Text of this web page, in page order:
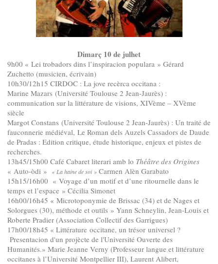
Dimarç 10 de julhet
9h00 « Lei trobadors dins l’inspiracion populara » Gérard
Zuchetto (musicien, écrivain)
10h30/12h15 CIRDOC : La jove recèrca occitana :
Marine Mazars (Université Toulouse 2 Jean-Jaurès) :
communication sur la littérature de visions, XIVème – XVème
siècle
Margot Constans (Université Toulouse 2 Jean-Jaurès) : Un traité de
fauconnerie médiéval, Le Roman dels Auzels Cassadors de Daude
de Pradas : Edition critique, étude historique, enjeux et pistes de
recherches.
13h45/15h00 Café Cabaret literari amb lo Théâtre des Origines
« Auto-òdi »
« La haine de soi » Carmen Alèn Garabato
15h15/16h00 « Voyage d’un motif et d’une ritournelle dans le
temps et l’espace » Cécilia Simonet
16h00/16h45 « Microtoponymie de Brissac (34) et de Nages et
Solorgues (30), méthode et outils » Yann Schneylin, Jean-Louis et
Roberte Pradier (Association Collectif des Garrigues)
17h00/18h45 « Littérature occitane, un trésor universel ?
Presentacion d'un projècte de l'Université Ouverte des
Humanités.» Marie Jeanne Verny (Professeur langue et littérature
occitanes à l’Université Montpellier III), Laurent Alibert,